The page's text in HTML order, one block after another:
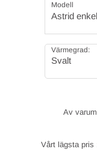
Modell
Astrid
Värmegrad:
Svalt
Vårt lägsta pris